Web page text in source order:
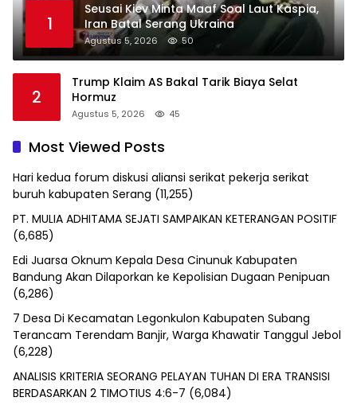
1
Seusai Kiev Minta Maaf Soal Laut Kaspia,
Iran Batal Serang Ukraina
Agustus 5, 2026 50
2
Trump Klaim AS Bakal Tarik Biaya Selat
Hormuz
Agustus 5, 2026 45
Most Viewed Posts
Hari kedua forum diskusi aliansi serikat pekerja serikat
buruh kabupaten Serang (11,255)
PT. MULIA ADHITAMA SEJATI SAMPAIKAN KETERANGAN POSITIF
(6,685)
Edi Juarsa Oknum Kepala Desa Cinunuk Kabupaten
Bandung Akan Dilaporkan ke Kepolisian Dugaan Penipuan
(6,286)
7 Desa Di Kecamatan Legonkulon Kabupaten Subang
Terancam Terendam Banjir, Warga Khawatir Tanggul Jebol
(6,228)
ANALISIS KRITERIA SEORANG PELAYAN TUHAN DI ERA TRANSISI
BERDASARKAN 2 TIMOTIUS 4:6-7 (6,084)